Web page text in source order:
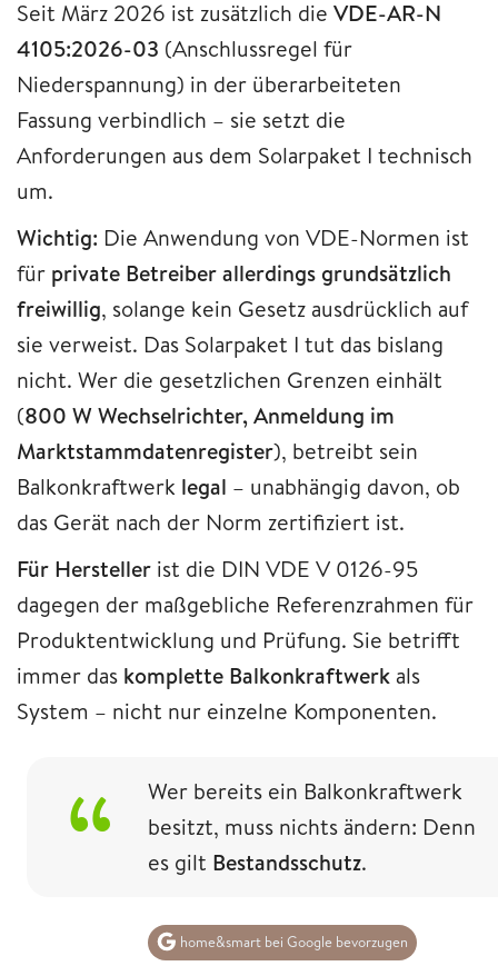
Seit März 2026 ist zusätzlich die VDE-AR-N
4105:2026-03 (Anschlussregel für
Niederspannung) in der überarbeiteten
Fassung verbindlich – sie setzt die
Anforderungen aus dem Solarpaket I technisch
um.
Wichtig: Die Anwendung von VDE-Normen ist
für private Betreiber allerdings grundsätzlich
freiwillig, solange kein Gesetz ausdrücklich auf
sie verweist. Das Solarpaket I tut das bislang
nicht. Wer die gesetzlichen Grenzen einhält
(800 W Wechselrichter, Anmeldung im
Marktstammdatenregister), betreibt sein
Balkonkraftwerk legal – unabhängig davon, ob
das Gerät nach der Norm zertifiziert ist.
Für Hersteller ist die DIN VDE V 0126-95
dagegen der maßgebliche Referenzrahmen für
Produktentwicklung und Prüfung. Sie betrifft
immer das komplette Balkonkraftwerk als
System – nicht nur einzelne Komponenten.
Wer bereits ein Balkonkraftwerk
besitzt, muss nichts ändern: Denn
es gilt Bestandsschutz.
home&smart bei Google bevorzugen